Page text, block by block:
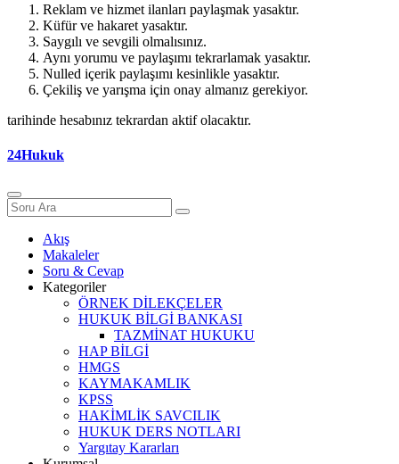
Reklam ve hizmet ilanları paylaşmak yasaktır.
Küfür ve hakaret yasaktır.
Saygılı ve sevgili olmalısınız.
Aynı yorumu ve paylaşımı tekrarlamak yasaktır.
Nulled içerik paylaşımı kesinlikle yasaktır.
Çekiliş ve yarışma için onay almanız gerekiyor.
tarihinde hesabınız tekrardan aktif olacaktır.
24Hukuk
Akış
Makaleler
Soru & Cevap
Kategoriler
ÖRNEK DİLEKÇELER
HUKUK BİLGİ BANKASI
TAZMİNAT HUKUKU
HAP BİLGİ
HMGS
KAYMAKAMLIK
KPSS
HAKİMLİK SAVCILIK
HUKUK DERS NOTLARI
Yargıtay Kararları